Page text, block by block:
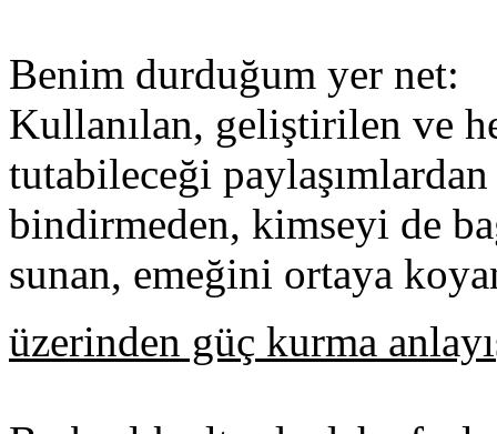
Benim durduğum yer net:
Kullanılan, geliştirilen ve
tutabileceği
bindirmeden, kimseyi de
sunan, emeğini ortaya
üzerinden güç kurma